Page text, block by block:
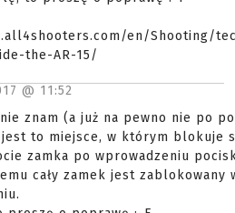
en/Shooting/
the-AR-15/
@ 11:52
nie znam (a już na pewno nie po
jest to miejsce, w którym blokuje
zamka po wprowadzeniu
cały zamek jest zablokowany